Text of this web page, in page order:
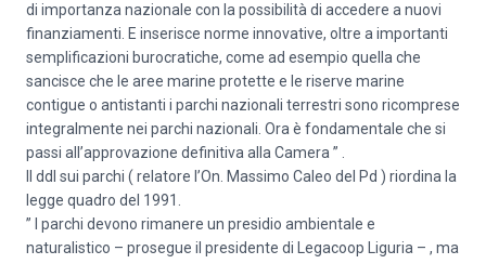
di importanza nazionale con la possibilità di accedere a nuovi
finanziamenti. E inserisce norme innovative, oltre a importanti
semplificazioni burocratiche, come ad esempio quella che
sancisce che le aree marine protette e le riserve marine
contigue o antistanti i parchi nazionali terrestri sono ricomprese
integralmente nei parchi nazionali. Ora è fondamentale che si
passi all’approvazione definitiva alla Camera ” .
Il ddl sui parchi ( relatore l’On. Massimo Caleo del Pd ) riordina la
legge quadro del 1991.
” I parchi devono rimanere un presidio ambientale e
naturalistico – prosegue il presidente di Legacoop Liguria – , ma